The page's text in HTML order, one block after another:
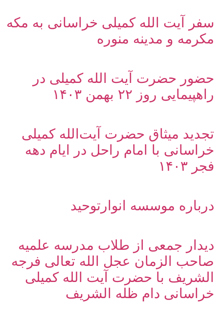
سفر آیت الله کمیلی خراسانی به مکه
مکرمه و مدینه منوره
حضور حضرت آیت الله کمیلی در
راهپیمایی روز ۲۲ بهمن ۱۴۰۳
تجدید میثاق حضرت آیت‌الله کمیلی
خراسانی با امام راحل در ایام دهه
فجر ۱۴۰۳
درباره موسسه انوارتوحید
دیدار جمعی از طلاب مدرسه علمیه
صاحب الزمان عجل الله تعالی فرجه
الشریف با حضرت آیت الله کمیلی
خراسانی دام ظله الشریف